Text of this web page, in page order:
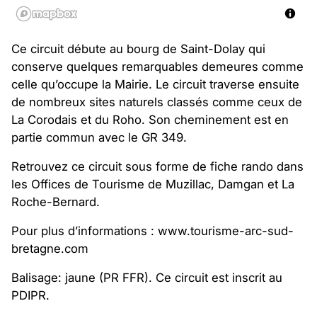
Ce circuit débute au bourg de Saint-Dolay qui
conserve quelques remarquables demeures comme
celle qu’occupe la Mairie. Le circuit traverse ensuite
de nombreux sites naturels classés comme ceux de
La Corodais et du Roho. Son cheminement est en
partie commun avec le GR 349.
Retrouvez ce circuit sous forme de fiche rando dans
les Offices de Tourisme de Muzillac, Damgan et La
Roche-Bernard.
Pour plus d’informations : www.tourisme-arc-sud-
bretagne.com
Balisage: jaune (PR FFR). Ce circuit est inscrit au
PDIPR.